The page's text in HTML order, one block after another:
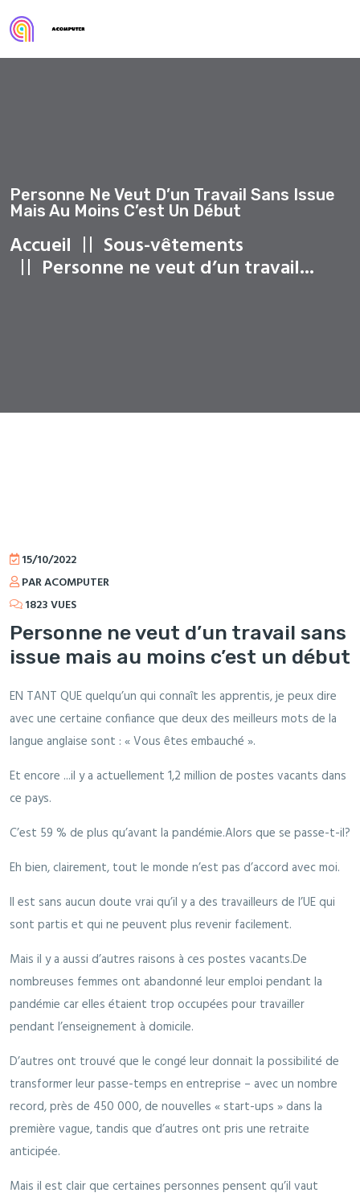
Personne Ne Veut D’un Travail Sans Issue
Mais Au Moins C’est Un Début
Accueil Sous-vêtements
Personne ne veut d’un travail...
15/10/2022
PAR ACOMPUTER
1823 VUES
Personne ne veut d’un travail sans
issue mais au moins c’est un début
EN TANT QUE quelqu’un qui connaît les apprentis, je peux dire
avec une certaine confiance que deux des meilleurs mots de la
langue anglaise sont : « Vous êtes embauché ».
Et encore ...il y a actuellement 1,2 million de postes vacants dans
ce pays.
C’est 59 % de plus qu’avant la pandémie.Alors que se passe-t-il?
Eh bien, clairement, tout le monde n’est pas d’accord avec moi.
Il est sans aucun doute vrai qu’il y a des travailleurs de l’UE qui
sont partis et qui ne peuvent plus revenir facilement.
Mais il y a aussi d’autres raisons à ces postes vacants.De
nombreuses femmes ont abandonné leur emploi pendant la
pandémie car elles étaient trop occupées pour travailler
pendant l’enseignement à domicile.
D’autres ont trouvé que le congé leur donnait la possibilité de
transformer leur passe-temps en entreprise – avec un nombre
record, près de 450 000, de nouvelles « start-ups » dans la
première vague, tandis que d’autres ont pris une retraite
anticipée.
Mais il est clair que certaines personnes pensent qu’il vaut